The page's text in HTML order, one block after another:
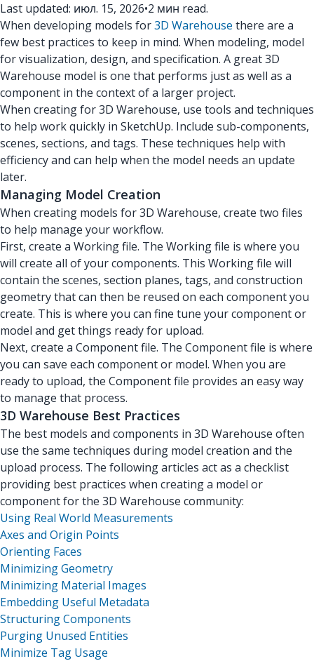
Last updated: июл. 15, 2026•2 мин read.
When developing models for3D Warehouse there are a
few best practices to keep in mind. When modeling, model
for visualization, design, and specification. A great 3D
Warehouse model is one that performs just as well as a
component in the context of a larger project.
When creating for 3D Warehouse, use tools and techniques
to help work quickly in SketchUp. Include sub-components,
scenes, sections, and tags. These techniques help with
efficiency and can help when the model needs an update
later.
Managing Model Creation
When creating models for 3D Warehouse, create two files
to help manage your workflow.
First, create a Working file. The Working file is where you
will create all of your components. This Working file will
contain the scenes, section planes, tags, and construction
geometry that can then be reused on each component you
create. This is where you can fine tune your component or
model and get things ready for upload.
Next, create a Component file. The Component file is where
you can save each component or model. When you are
ready to upload, the Component file provides an easy way
to manage that process.
3D Warehouse Best Practices
The best models and components in 3D Warehouse often
use the same techniques during model creation and the
upload process. The following articles act as a checklist
providing best practices when creating a model or
component for the 3D Warehouse community:
Using Real World Measurements
Axes and Origin Points
Orienting Faces
Minimizing Geometry
Minimizing Material Images
Embedding Useful Metadata
Structuring Components
Purging Unused Entities
Minimize Tag Usage